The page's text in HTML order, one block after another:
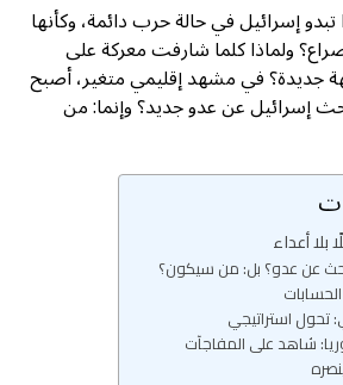
إسرائيل في حالة حرب دائمة، وكأنها
ولماذا كلما شارفت معركة على
جديدة؟ في مشهد إقليمي متغير، أصبح
إسرائيل عن عدو جديد؟ وإنما: من
بلا أعداء
عن عدو؟ بل: من سيكون؟
تحول استراتيجي
شاهد على المفاجآت